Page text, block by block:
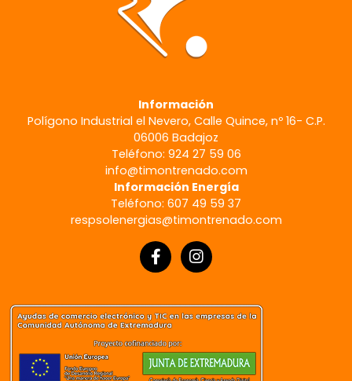
Información
Polígono Industrial el Nevero, Calle Quince, nº 16- C.P.
06006 Badajoz
Teléfono: 924 27 59 06
info@timontrenado.com
Información Energía
Teléfono: 607 49 59 37
respsolenergias@timontrenado.com